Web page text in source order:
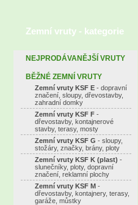
Zemní vruty - kategorie
NEJPRODÁVANĚJŠÍ VRUTY
BĚŽNÉ ZEMNÍ VRUTY
Zemní vruty KSF E - dopravní
značení, sloupy, dřevostavby,
zahradní domky
Zemní vruty KSF F -
dřevostavby, kontajnerové
stavby, terasy, mosty
Zemní vruty KSF G - sloupy,
stožáry, značky, brány, ploty
Zemní vruty KSF K (plast) -
slunečníky, ploty, dopravní
značení, reklamní plochy
Zemní vruty KSF M -
dřevostavby, kontajnery, terasy,
garáže, můstky